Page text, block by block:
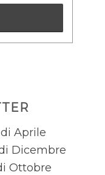
Aprile
Dicembre
Ottobre